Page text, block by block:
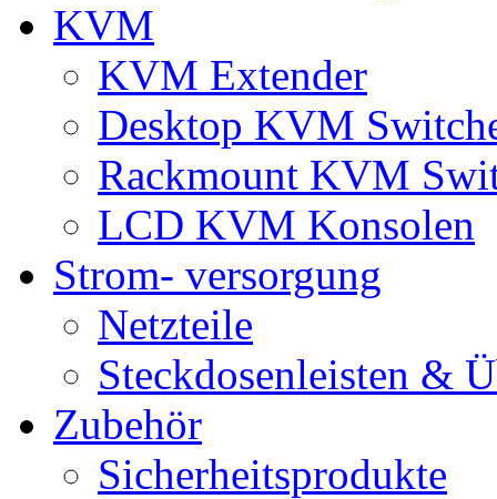
KVM
KVM Extender
Desktop KVM
Rackmount KVM
LCD KVM Konsolen
Strom- versorgung
Netzteile
Steckdosenleisten &
Zubehör
Sicherheitsprodukte